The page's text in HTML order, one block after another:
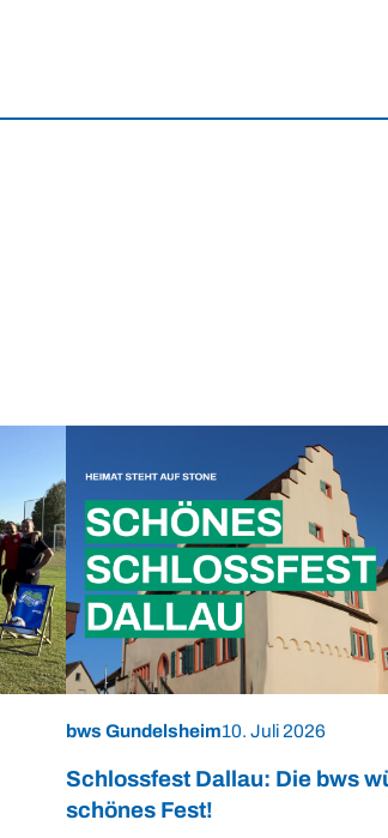
bws Gundelsheim10. Juli 2026
Schlossfest Dallau: Die bws
schönes Fest!